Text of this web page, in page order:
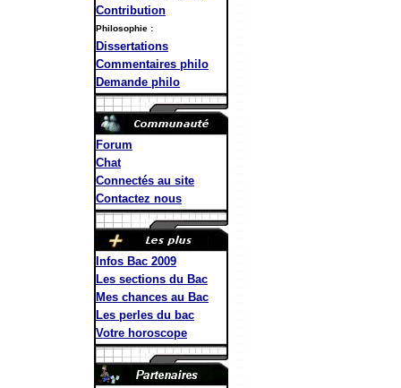
Contribution
Philosophie :
Dissertations
Commentaires philo
Demande philo
Forum
Chat
Connectés au site
Contactez nous
Infos Bac 2009
Les sections du Bac
Mes chances au Bac
Les perles du bac
Votre horoscope